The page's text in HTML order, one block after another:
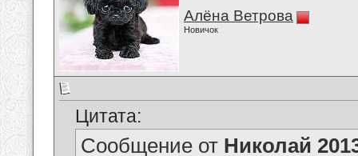
Алёна Ветрова
Новичок
Цитата:
Сообщение от Николай